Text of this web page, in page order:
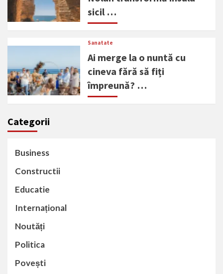
sicil …
Sanatate
Ai merge la o nuntă cu
cineva fără să fiți
împreună? …
Categorii
Business
Constructii
Educatie
Internațional
Noutăți
Politica
Povești